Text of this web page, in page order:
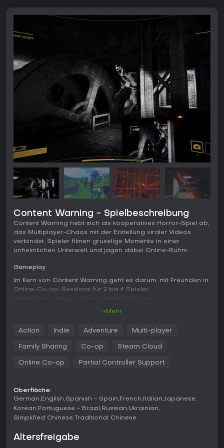
Content Warning - Spielbeschreibung
Content Warning hebt sich als kooperatives Horror-Spiel ab,
das Multiplayer-Chaos mit der Erstellung viraler Videos
verbindet. Spieler filmen gruselige Momente in einer
unheimlichen Unterwelt und jagen dabei Online-Ruhm.
Gameplay
Im Kern von Content Warning geht es darum, mit Freunden in
Online-Co-op-Sessions für 2 bis 4 Spieler
so viel schaurigen Content wie möglich - darunter
Begegnungen mit Physik-Monstern und verfluchten
Sauerstoff und Kamerie-Akku managt. Überleben hängt von
früh. Nach der Flucht an die Oberfläche ladet ihr die
Aufnahmen auf SpöökTube hoch, wo Views
Werbeeinnahmen für Upgrades und bessere Chancen bei
zukünftigen Tauchgängen bringen.
Voice Chat verstärkt das Kooperative und ermöglicht
Echtzeit-Kommunikation in angespannten Momenten,
+Mehr
Action Indie Adventure Multi-player
Family Sharing Co-op Steam Cloud
Online Co-op Partial Controller Support
Oberfläche:
German English Spanish - Spain French Italian Japanese
Korean Portuguese - Brazil Russian Ukrainian
Simplified Chinese
Traditional Chinese
Altersfreigabe